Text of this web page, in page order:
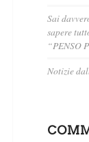
Sai
sapere
“PENSO
Notizie